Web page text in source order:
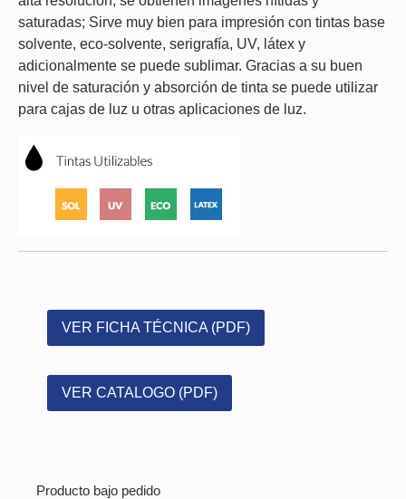
saturadas; Sirve muy bien para impresión con tintas base
solvente, eco-solvente, serigrafía, UV, látex y
adicionalmente se puede sublimar. Gracias a su buen
nivel de saturación y absorción de tinta se puede utilizar
para cajas de luz u otras aplicaciones de luz.
VER FICHA TÉCNICA (PDF)
VER CATALOGO (PDF)
Producto bajo pedido